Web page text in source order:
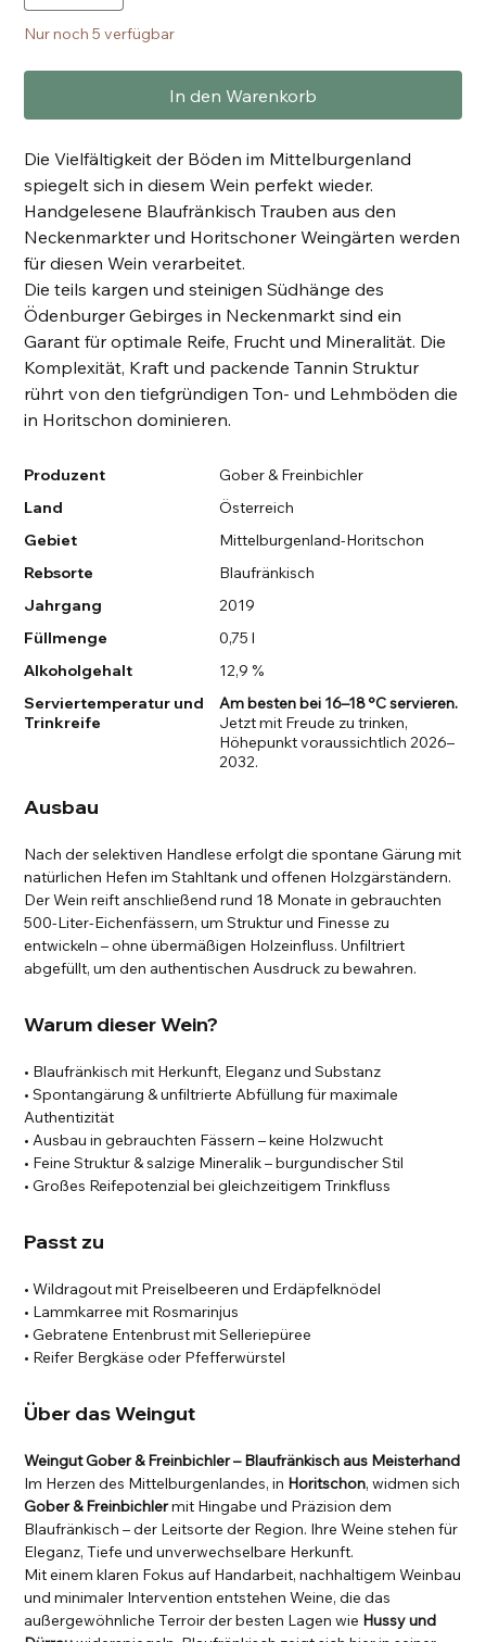
Nur noch 5 verfügbar
In den Warenkorb
Die Vielfältigkeit der Böden im Mittelburgenland
spiegelt sich in diesem Wein perfekt wieder.
Handgelesene Blaufränkisch Trauben aus den
Neckenmarkter und Horitschoner Weingärten werden
für diesen Wein verarbeitet.
Die teils kargen und steinigen Südhänge des
Ödenburger Gebirges in Neckenmarkt sind ein
Garant für optimale Reife, Frucht und Mineralität. Die
Komplexität, Kraft und packende Tannin Struktur
rührt von den tiefgründigen Ton- und Lehmböden die
in Horitschon dominieren.
Produzent
Gober & Freinbichler
Land
Österreich
Gebiet
Mittelburgenland-Horitschon
Rebsorte
Blaufränkisch
Jahrgang
2019
Füllmenge
0,75 l
Alkoholgehalt
12,9 %
Serviertemperatur und
Trinkreife
Am besten bei 16–18 °C servieren.
Jetzt mit Freude zu trinken,
Höhepunkt voraussichtlich 2026–
2032.
Ausbau
Nach der selektiven Handlese erfolgt die spontane Gärung mit
natürlichen Hefen im Stahltank und offenen Holzgärständern.
Der Wein reift anschließend rund 18 Monate in gebrauchten
500-Liter-Eichenfässern, um Struktur und Finesse zu
entwickeln – ohne übermäßigen Holzeinfluss. Unfiltriert
abgefüllt, um den authentischen Ausdruck zu bewahren.
Warum dieser Wein?
• Blaufränkisch mit Herkunft, Eleganz und Substanz
• Spontangärung & unfiltrierte Abfüllung für maximale
Authentizität
• Ausbau in gebrauchten Fässern – keine Holzwucht
• Feine Struktur & salzige Mineralik – burgundischer Stil
• Großes Reifepotenzial bei gleichzeitigem Trinkfluss
Passt zu
• Wildragout mit Preiselbeeren und Erdäpfelknödel
• Lammkarree mit Rosmarinjus
• Gebratene Entenbrust mit Selleriepüree
• Reifer Bergkäse oder Pfefferwürstel
Über das Weingut
Weingut Gober & Freinbichler – Blaufränkisch aus Meisterhand
Im Herzen des Mittelburgenlandes, in Horitschon, widmen sich
Gober & Freinbichlermit Hingabe und Präzision dem
Blaufränkisch – der Leitsorte der Region. Ihre Weine stehen für
Eleganz, Tiefe und unverwechselbare Herkunft.
Mit einem klaren Fokus auf Handarbeit, nachhaltigem Weinbau
und minimaler Intervention entstehen Weine, die das
außergewöhnliche Terroir der besten Lagen wie Hussy und